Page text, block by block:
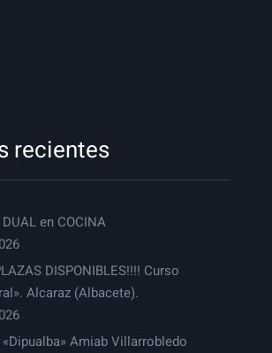
recientes
en COCINA
DISPONIBLES!!!! Curso
Alcaraz (Albacete).
Amiab Villarrobledo